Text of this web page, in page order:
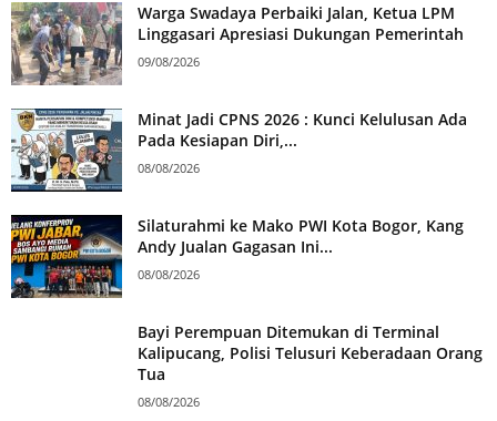
Warga Swadaya Perbaiki Jalan, Ketua LPM
Linggasari Apresiasi Dukungan Pemerintah
09/08/2026
Minat Jadi CPNS 2026 : Kunci Kelulusan Ada
Pada Kesiapan Diri,...
08/08/2026
Silaturahmi ke Mako PWI Kota Bogor, Kang
Andy Jualan Gagasan Ini...
08/08/2026
Bayi Perempuan Ditemukan di Terminal
Kalipucang, Polisi Telusuri Keberadaan Orang
Tua
08/08/2026